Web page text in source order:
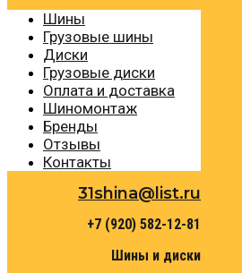
Шины
Грузовые шины
Диски
Грузовые диски
Оплата и доставка
Шиномонтаж
Бренды
Отзывы
Контакты
31shina@list.ru
+7 (920) 582-12-81
Шины и диски